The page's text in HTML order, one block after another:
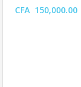
CFA 150,000.00